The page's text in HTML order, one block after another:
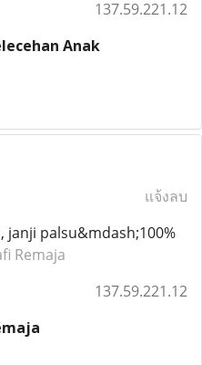
137.59.221.12
Anak
แจ้งลบ
janji palsu&mdash;100%
Remaja
137.59.221.12